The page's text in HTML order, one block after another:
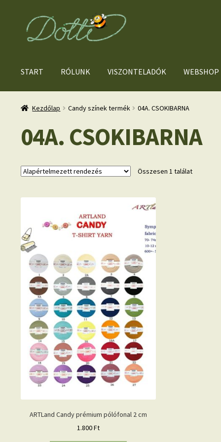
Ugrás
navigációhoz
Kilépés
tartalomba
START RÓLUNK VISZONTELADÓK WEBSHOP
Kezdőlap Candy színek termék 04A. CSOKIBARNA
04A. CSOKIBARNA
Összesen 1 találat
ARTLand Candy prémium pólófonal 2 cm
1.800Ft